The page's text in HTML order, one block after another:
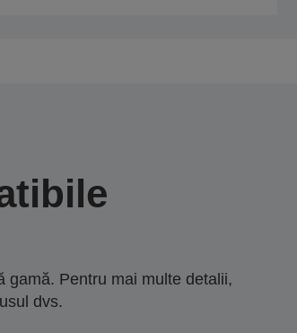
gamă. Pentru mai multe detalii,
dvs.